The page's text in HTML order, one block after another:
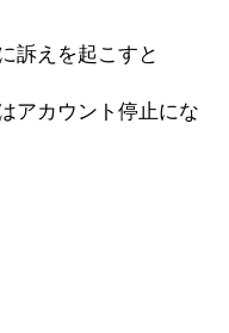
訴えを起こすと
アカウント停止にな